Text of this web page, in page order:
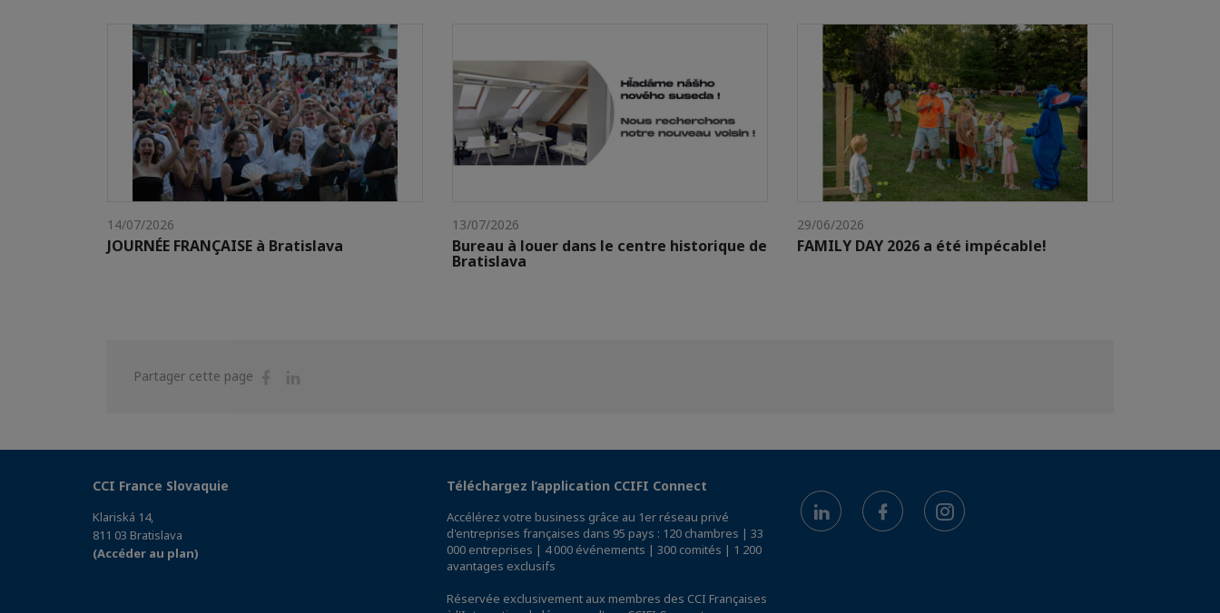
14/07/2026
JOURNÉE FRANÇAISE à Bratislava
13/07/2026
Bureau à louer dans le centre historique de
Bratislava
29/06/2026
FAMILY DAY 2026 a été impécable!
Partager cette page
Partager
CCI France Slovaquie
Klariská 14,
811 03 Bratislava
(Accéder au plan)
Téléchargez l’application CCIFI Connect
Accélérez votre business grâce au 1er réseau privé
d'entreprises françaises dans 95 pays : 120 chambres | 33
000 entreprises | 4 000 événements | 300 comités | 1 200
avantages exclusifs
Réservée exclusivement aux membres des CCI Françaises